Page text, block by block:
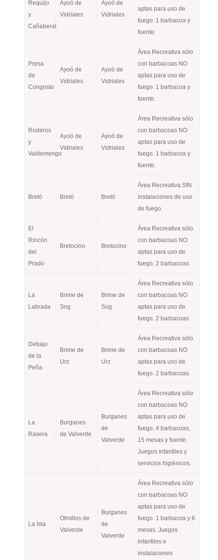
Requijo
y
Cañaberal
Ayoó de
Vidriales
Ayoó de
Vidriales
aptas para uso de
fuego. 1 barbacoa y
fuente.
Presa
de
Congosto
Ayoó de
Vidriales
Ayoó de
Vidriales
Área Recreativa sólo
con barbacoas NO
aptas para uso de
fuego. 1 barbacoa y
fuente.
Roderos
y
Valdemengo
Ayoó de
Vidriales
Ayoó de
Vidriales
Área Recreativa sólo
con barbacoas NO
aptas para uso de
fuego. 1 barbacoa y
fuente.
Bretó Bretó Bretó
Área Recreativa SIN
instalaciones de uso
de fuego.
El
Rincón
del
Prado
Bretocino Bretocino
Área Recreativa sólo
con barbacoas NO
aptas para uso de
fuego. 2 barbacoas.
La
Labrada
Brime de
Sog
Brime de
Sog
Área Recreativa sólo
con barbacoas NO
aptas para uso de
fuego. 2 barbacoas.
Debajo
de la
Peña
Brime de
Urz
Brime de
Urz
Área Recreativa sólo
con barbacoas NO
aptas para uso de
fuego. 2 barbacoas.
La
Rasera
Burganes
de Valverde
Burganes
de
Valverde
Área Recreativa sólo
con barbacoas NO
aptas para uso de
fuego. 4 barbacoas,
15 mesas y fuente.
Juegos infantiles y
servicios higiénicos.
La Isla
Olmillos de
Valverde
Burganes
de
Valverde
Área Recreativa sólo
con barbacoas NO
aptas para uso de
fuego. 1 barbacoa y 6
mesas. Juegos
infantiles e
instalaciones